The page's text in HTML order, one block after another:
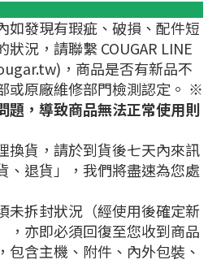
如發現有瑕疵、破損、配件短
狀況，請聯繫 COUGAR LINE
，商品是否有新品不
或原廠維修部門檢測認定。 ※
題，導致商品無法正常使用則
換貨，請於到貨後七天內來訊
、退貨」，我們將盡速為您處
未拆封狀況（經使用後確定新
，亦即必須回復至您收到商品
包含主機、附件、內外包裝、